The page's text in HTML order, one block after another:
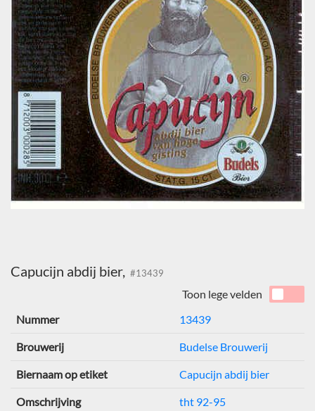
Capucijn abdij bier, #13439
Toon lege velden
Nummer
13439
Brouwerij Budelse Brouwerij
Biernaam op etiket Capucijn abdij bier
Omschrijving tht 92-95